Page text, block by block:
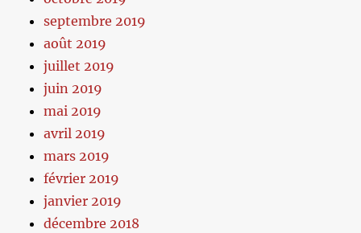
septembre 2019
août 2019
juillet 2019
juin 2019
mai 2019
avril 2019
mars 2019
février 2019
janvier 2019
décembre 2018